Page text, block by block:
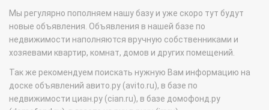
Мы регулярно пополняем нашу базу и уже скоро тут будут
новые объявления. Объявления в нашей базе по
недвижимости наполняются вручную собственниками и
хозяевами квартир, комнат, домов и других помещений.
Так же рекомендуем поискать нужную Вам информацию на
доске объявлений авито.ру (avito.ru), в базе по
недвижимости циан.ру (cian.ru), в базе домофонд.ру